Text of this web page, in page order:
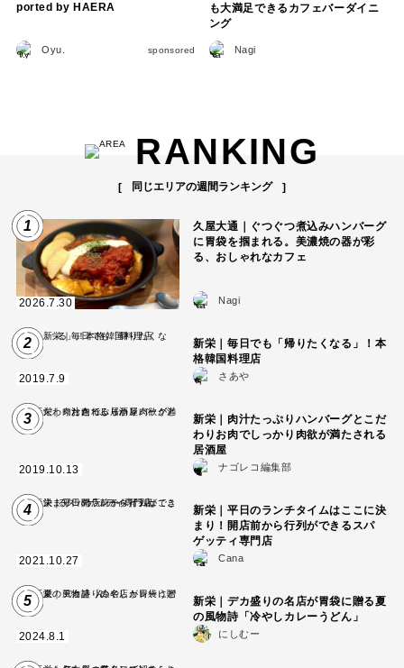
ported by HAERA
Oyu. sponsored
も大満足できるカフェバーダイニ
ング
Nagi
RANKING
同じエリアの週間ランキング
1
2026.7.30
久屋大通｜ぐつぐつ煮込みハンバーグ
に胃袋を掴まれる。美濃焼の器が彩
る、おしゃれなカフェ
Nagi
2
2019.7.9
新栄｜毎日でも「帰りたくなる」！本
格韓国料理店
さあや
3
2019.10.13
新栄｜肉汁たっぷりハンバーグとこだ
わりお肉でしっかり肉欲が満たされる
居酒屋
ナゴレコ編集部
4
2021.10.27
新栄｜平日のランチタイムはここに決
まり！開店前から行列ができるスパ
ゲッティ専門店
Cana
5
2024.8.1
新栄｜デカ盛りの名店が胃袋に贈る夏
の風物詩「冷やしカレーうどん」
にしむー